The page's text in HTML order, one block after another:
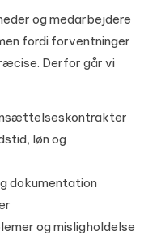
og medarbejdere
fordi forventninger
Derfor går vi
løn og
dokumentation
og misligholdelse